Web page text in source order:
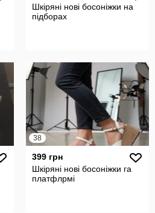
Шкіряні нові босоніжки на
підборах
38
399 грн
Шкіряні нові босоніжки га
платфлрмі